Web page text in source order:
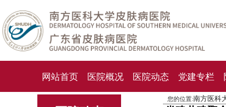
网站首页 医院概况 医院动态 党建专栏
您的位置:南方医科